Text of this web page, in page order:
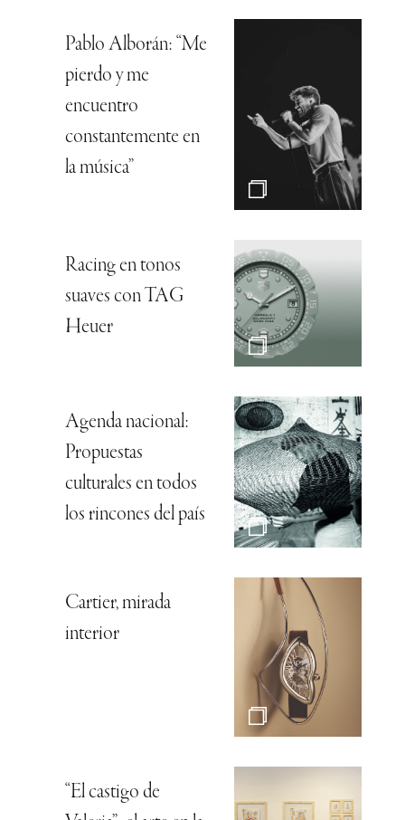
Pablo Alborán: “Me
pierdo y me
encuentro
constantemente en
la música”
Racing en tonos
suaves con TAG
Heuer
Agenda nacional:
Propuestas
culturales en todos
los rincones del país
Cartier, mirada
interior
“El castigo de